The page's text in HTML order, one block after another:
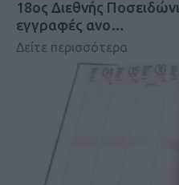
18oς Διεθνής
εγγραφές ανο…
Δείτε περισσότερα